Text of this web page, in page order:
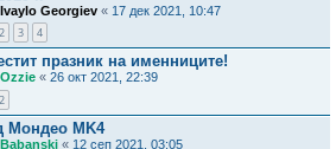
Ivaylo Georgiev « 17 дек 2021, 10:47
2 3 4
празник на именниците!
Ozzie « 26 окт 2021, 22:39
2
Мондео MK4
Babanski « 12 сеп 2021, 03:05